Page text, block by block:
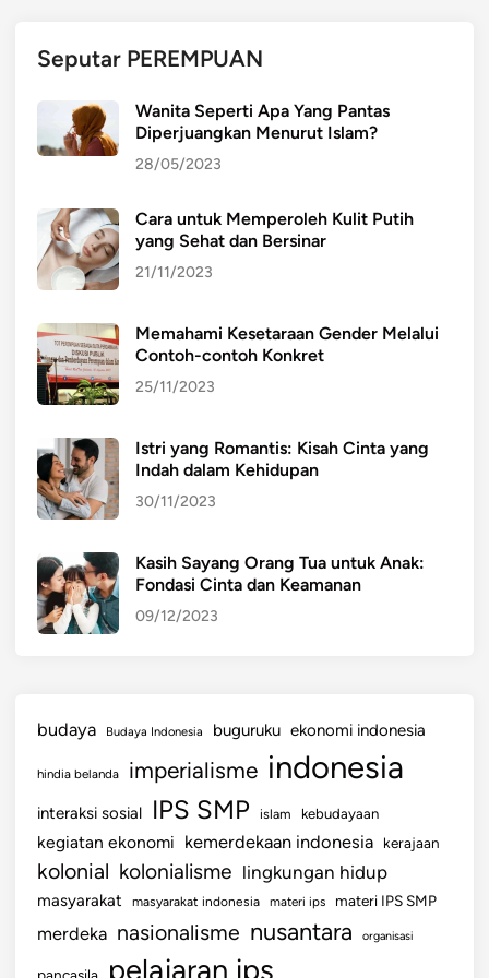
a
k
n
B
a
u
n
a
w
Seputar PEREMPUAN
Wanita Seperti Apa Yang Pantas
Diperjuangkan Menurut Islam?
28/05/2023
Cara untuk Memperoleh Kulit Putih
yang Sehat dan Bersinar
21/11/2023
Memahami Kesetaraan Gender Melalui
Contoh-contoh Konkret
25/11/2023
Istri yang Romantis: Kisah Cinta yang
Indah dalam Kehidupan
30/11/2023
Kasih Sayang Orang Tua untuk Anak:
Fondasi Cinta dan Keamanan
09/12/2023
budaya Budaya Indonesia buguruku ekonomi indonesia
hindia belanda imperialisme indonesia
interaksi sosial IPS SMP islam kebudayaan
kegiatan ekonomi kemerdekaan indonesia kerajaan
kolonial kolonialisme lingkungan hidup
masyarakat masyarakat indonesia materi ips materi IPS SMP
merdeka nasionalisme nusantara organisasi
pelajaran ips